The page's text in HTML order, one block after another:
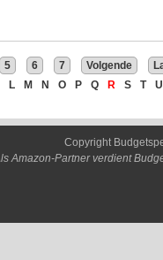
5 6 7 Volgende
L M N O P Q R S T U
Copyright
Amazon-Partner verdient